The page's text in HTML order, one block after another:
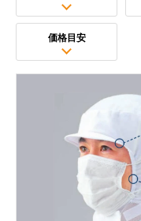
価格目安